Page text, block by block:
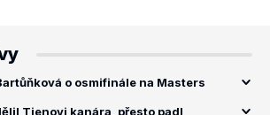
o osmifinále na Masters
Tienovi kanára, přesto padl